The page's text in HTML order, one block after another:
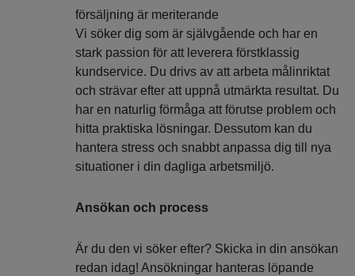
försäljning är meriterande
Vi söker dig som är självgående och har en
stark passion för att leverera förstklassig
kundservice. Du drivs av att arbeta målinriktat
och strävar efter att uppnå utmärkta resultat. Du
har en naturlig förmåga att förutse problem och
hitta praktiska lösningar. Dessutom kan du
hantera stress och snabbt anpassa dig till nya
situationer i din dagliga arbetsmiljö.
Ansökan och process
Är du den vi söker efter? Skicka in din ansökan
redan idag! Ansökningar hanteras löpande